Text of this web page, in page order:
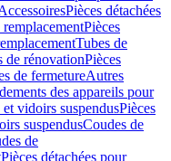
Pièces détachées
Pièces
Tubes de
de rénovationPièces
de fermetureAutres
des appareils pour
vidoirs suspendusPièces
suspendusCoudes de
de
Pièces détachées pour